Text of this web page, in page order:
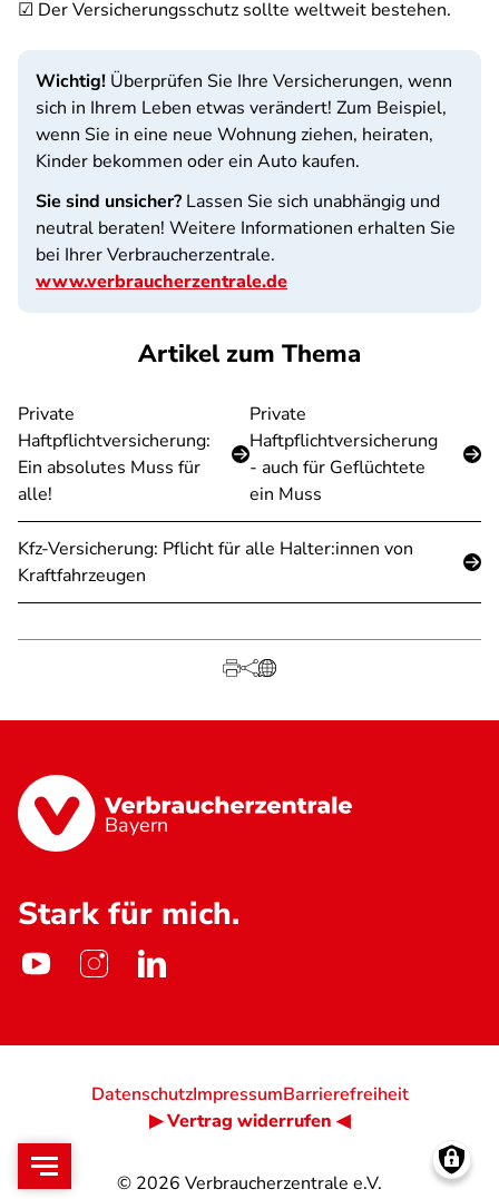
☑ Der Versicherungsschutz sollte weltweit bestehen.
Wichtig! Überprüfen Sie Ihre Versicherungen, wenn
sich in Ihrem Leben etwas verändert! Zum Beispiel,
wenn Sie in eine neue Wohnung ziehen, heiraten,
Kinder bekommen oder ein Auto kaufen.
Sie sind unsicher? Lassen Sie sich unabhängig und
neutral beraten! Weitere Informationen erhalten Sie
bei Ihrer Verbraucherzentrale.
www.verbraucherzentrale.de
Artikel zum Thema
Private
Haftpflichtversicherung:
Ein absolutes Muss für
alle!
Private
Haftpflichtversicherung
- auch für Geflüchtete
ein Muss
Kfz-Versicherung: Pflicht für alle Halter:innen von
Kraftfahrzeugen
Bayern
Stark für mich.
© 2026 Verbraucherzentrale e.V.
DatenschutzImpressumBarrierefreiheit
▶ Vertrag widerrufen ◀